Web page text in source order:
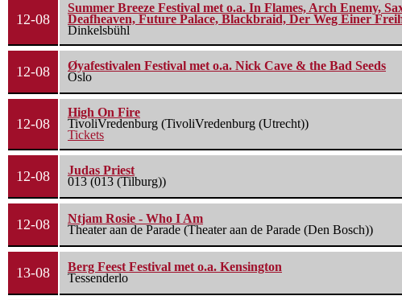
12-08
Summer Breeze Festival met o.a. In Flames, Arch Enemy,
Deafheaven, Future Palace, Blackbraid, Der Weg Einer
Dinkelsbühl
12-08
Øyafestivalen Festival met o.a. Nick Cave & the Bad Seeds
Oslo
12-08
High On Fire
TivoliVredenburg (TivoliVredenburg (Utrecht))
Tickets
12-08
Judas Priest
013 (013 (Tilburg))
12-08
Ntjam Rosie - Who I Am
Theater aan de Parade (Theater aan de Parade (Den Bosch))
13-08
Berg Feest Festival met o.a. Kensington
Tessenderlo